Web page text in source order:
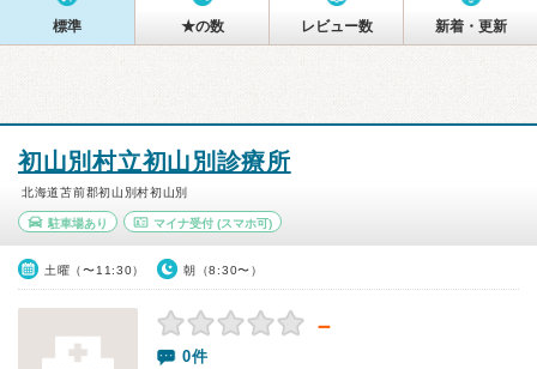
標準 ★の数 レビュー数 新着・更新
初山別村立初山別診療所
北海道苫前郡初山別村初山別
駐車場あり マイナ受付(スマホ可)
土曜（〜11:30） 朝（8:30〜）
－
0件